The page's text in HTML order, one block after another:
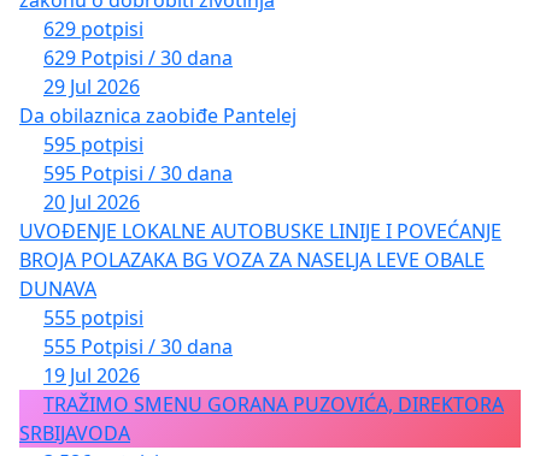
629 potpisi
629 Potpisi / 30 dana
29 Jul 2026
Da obilaznica zaobiđe Pantelej
595 potpisi
595 Potpisi / 30 dana
20 Jul 2026
UVOĐENJE LOKALNE AUTOBUSKE LINIJE I POVEĆANJE
BROJA POLAZAKA BG VOZA ZA NASELJA LEVE OBALE
DUNAVA
555 potpisi
555 Potpisi / 30 dana
19 Jul 2026
TRAŽIMO SMENU GORANA PUZOVIĆA, DIREKTORA
SRBIJAVODA